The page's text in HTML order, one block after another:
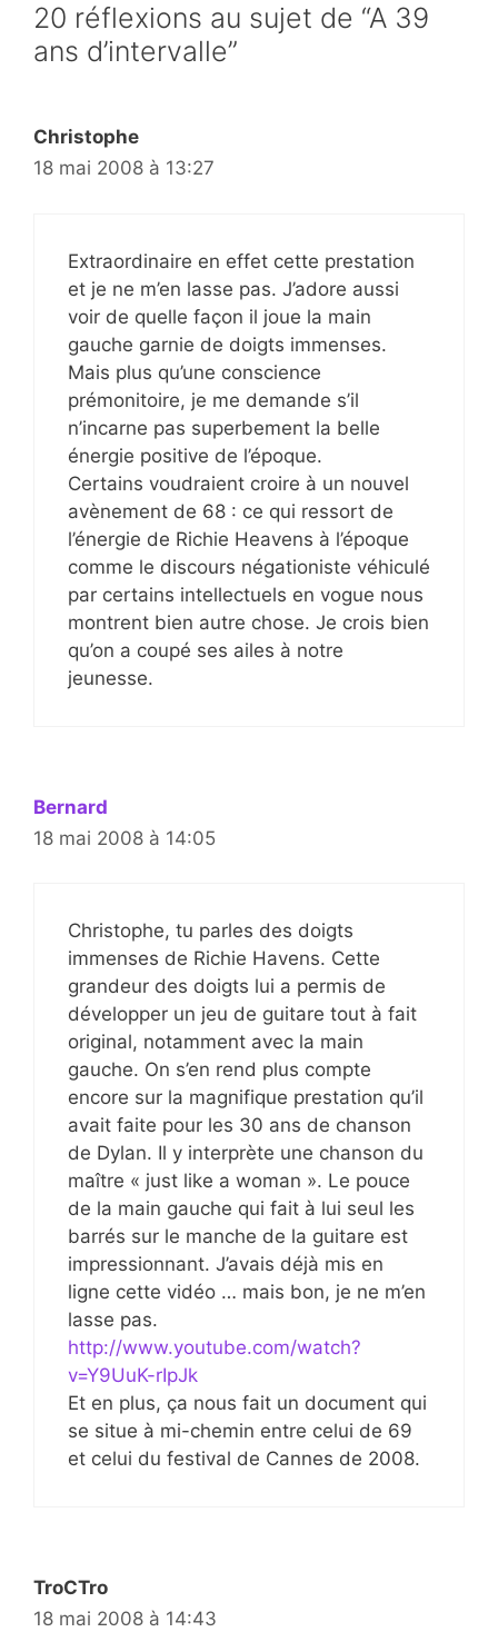
20 réflexions au sujet de “A 39
ans d’intervalle”
Christophe
18 mai 2008 à 13:27
Extraordinaire en effet cette prestation
et je ne m’en lasse pas. J’adore aussi
voir de quelle façon il joue la main
gauche garnie de doigts immenses.
Mais plus qu’une conscience
prémonitoire, je me demande s’il
n’incarne pas superbement la belle
énergie positive de l’époque.
Certains voudraient croire à un nouvel
avènement de 68 : ce qui ressort de
l’énergie de Richie Heavens à l’époque
comme le discours négationiste véhiculé
par certains intellectuels en vogue nous
montrent bien autre chose. Je crois bien
qu’on a coupé ses ailes à notre
jeunesse.
Bernard
18 mai 2008 à 14:05
Christophe, tu parles des doigts
immenses de Richie Havens. Cette
grandeur des doigts lui a permis de
développer un jeu de guitare tout à fait
original, notamment avec la main
gauche. On s’en rend plus compte
encore sur la magnifique prestation qu’il
avait faite pour les 30 ans de chanson
de Dylan. Il y interprète une chanson du
maître « just like a woman ». Le pouce
de la main gauche qui fait à lui seul les
barrés sur le manche de la guitare est
impressionnant. J’avais déjà mis en
ligne cette vidéo … mais bon, je ne m’en
lasse pas.
http://www.youtube.com/watch?
v=Y9UuK-rIpJk
Et en plus, ça nous fait un document qui
se situe à mi-chemin entre celui de 69
et celui du festival de Cannes de 2008.
TroCTro
18 mai 2008 à 14:43